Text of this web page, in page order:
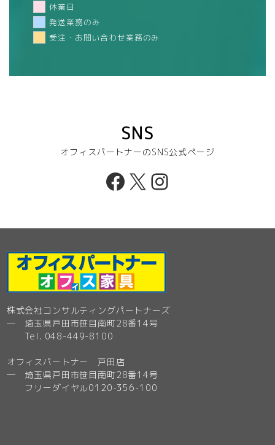
休業日
発送業務のみ
受注・お問い合わせ業務のみ
SNS
オフィスパートナーのSNS公式ページ
Facebook
X Instagram
株式会社コンサルティングパートナーズ
─ 埼玉県戸田市笹目南町28番14号
Tel. 048-449-8100
オフィスパートナー 戸田店
─ 埼玉県戸田市笹目南町28番14号
フリーダイヤル0120-356-100